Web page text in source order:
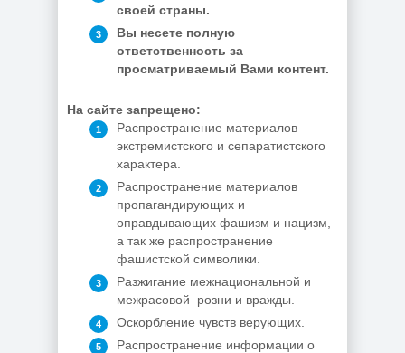
своей страны.
Вы несете полную
ответственность за
просматриваемый Вами контент.
На сайте запрещено:
Распространение материалов
экстремистского и сепаратистского
характера.
Распространение материалов
пропагандирующих и
оправдывающих фашизм и нацизм,
а так же распространение
фашистской символики.
Разжигание межнациональной и
межрасовой розни и вражды.
Оскорбление чувств верующих.
Распространение информации о